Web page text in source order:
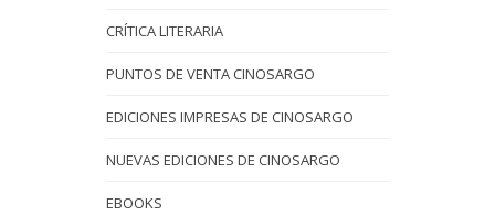
CRÍTICA LITERARIA
PUNTOS DE VENTA CINOSARGO
EDICIONES IMPRESAS DE CINOSARGO
NUEVAS EDICIONES DE CINOSARGO
EBOOKS